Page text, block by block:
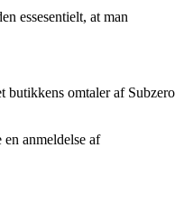
essesentielt, at man
butikkens omtaler af Subzero
anmeldelse af